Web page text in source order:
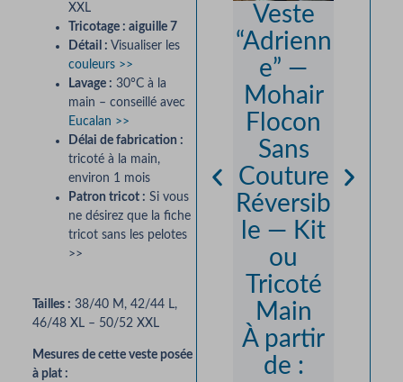
XXL
Tricotage : aiguille 7
Détail : Visualiser les
couleurs >>
Lavage : 30°C à la
main – conseillé avec
Eucalan >>
Délai de fabrication :
tricoté à la main,
environ 1 mois
Patron tricot : Si vous
ne désirez que la fiche
tricot sans les pelotes
>>
Tailles : 38/40 M, 42/44 L,
46/48 XL – 50/52 XXL
Mesures de cette veste posée
à plat :
Veste
“Adrienn
e” —
Mohair
Flocon
Sans
Couture
Réversib
le — Kit
ou
Tricoté
Main
À partir
de :